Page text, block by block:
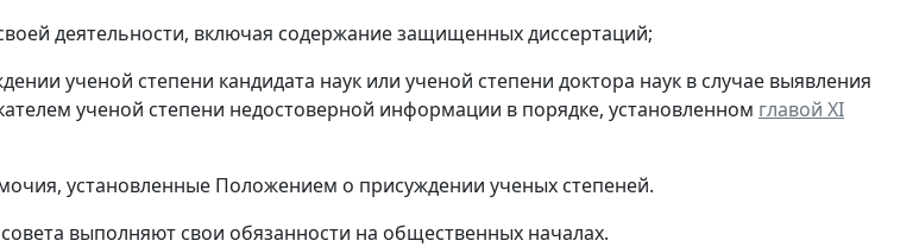
деятельности, включая содержание защищенных диссертаций;
ученой степени кандидата наук или ученой степени доктора наук в случае выявления
ученой степени недостоверной информации в порядке, установленном главой XI
установленные Положением о присуждении ученых степеней.
выполняют свои обязанности на общественных началах.